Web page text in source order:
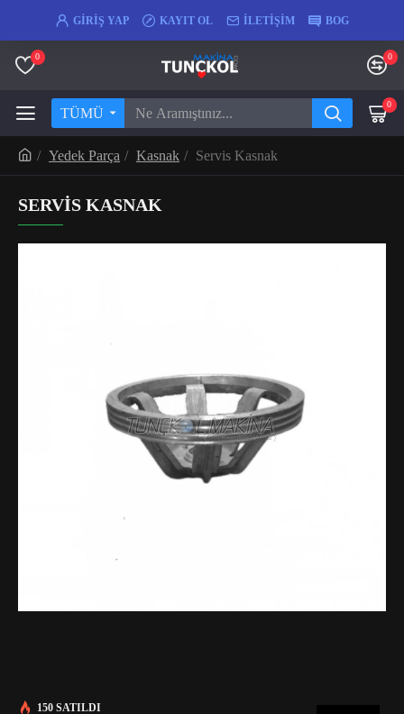
GIRIŞ YAP KAYIT OL İLETIŞIM BOG
0 0
TÜMÜ
0
Yedek Parça Kasnak Servis Kasnak
SERVIS KASNAK
150 SATILDI